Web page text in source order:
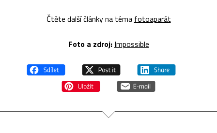
Čtěte další články na téma fotoaparát
Foto a zdroj: Impossible